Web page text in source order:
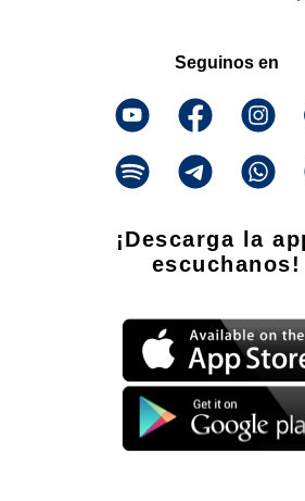
Seguinos en
¡Descarga la
escuchanos!